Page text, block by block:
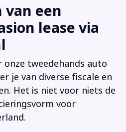
van een
lease via
onze tweedehands auto
je van diverse fiscale en
Het is niet voor niets de
voor